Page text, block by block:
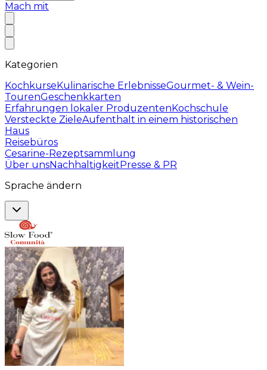
Mach mit
Kategorien
KochkurseKulinarische ErlebnisseGourmet- & Wein-
TourenGeschenkkarten
Erfahrungen lokaler ProduzentenKochschule
Versteckte ZieleAufenthalt in einem historischen
Haus
Reisebüros
Cesarine-Rezeptsammlung
Über unsNachhaltigkeitPresse & PR
Sprache ändern